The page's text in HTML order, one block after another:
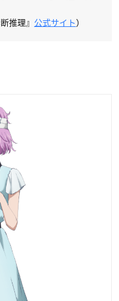
推理』 公式サイト）